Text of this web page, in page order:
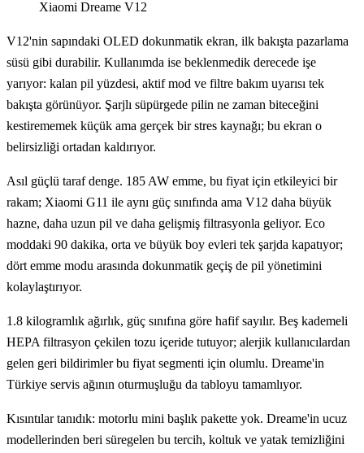
Xiaomi Dreame V12
V12'nin sapındaki OLED dokunmatik ekran, ilk bakışta pazarlama
süsü gibi durabilir. Kullanımda ise beklenmedik derecede işe
yarıyor: kalan pil yüzdesi, aktif mod ve filtre bakım uyarısı tek
bakışta görünüyor. Şarjlı süpürgede pilin ne zaman biteceğini
kestirememek küçük ama gerçek bir stres kaynağı; bu ekran o
belirsizliği ortadan kaldırıyor.
Asıl güçlü taraf denge. 185 AW emme, bu fiyat için etkileyici bir
rakam; Xiaomi G11 ile aynı güç sınıfında ama V12 daha büyük
hazne, daha uzun pil ve daha gelişmiş filtrasyonla geliyor. Eco
moddaki 90 dakika, orta ve büyük boy evleri tek şarjda kapatıyor;
dört emme modu arasında dokunmatik geçiş de pil yönetimini
kolaylaştırıyor.
1.8 kilogramlık ağırlık, güç sınıfına göre hafif sayılır. Beş kademeli
HEPA filtrasyon çekilen tozu içeride tutuyor; alerjik kullanıcılardan
gelen geri bildirimler bu fiyat segmenti için olumlu. Dreame'in
Türkiye servis ağının oturmuşluğu da tabloyu tamamlıyor.
Kısıntılar tanıdık: motorlu mini başlık pakette yok. Dreame'in ucuz
modellerinden beri süregelen bu tercih, koltuk ve yatak temizliğini